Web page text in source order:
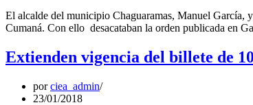
El alcalde del municipio Chaguaramas, Manuel García,
Cumaná. Con ello desacataban la orden publicada en
Extienden vigencia del billete de
porciea_admin
23/01/2018